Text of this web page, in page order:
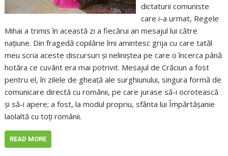
dictaturii comuniste
care i-a urmat, Regele
Mihai a trimis în această zi a fiecărui an mesajul lui către
naţiune. Din fragedă copilărie îmi amintesc grija cu care tatăl
meu scria aceste discursuri şi neliniştea pe care o încerca până
hotăra ce cuvânt era mai potrivit. Mesajul de Crăciun a fost
pentru el, în zilele de gheaţă ale surghiunului, singura formă de
comunicare directă cu românii, pe care jurase să-i ocrotească
şi să-i apere; a fost, la modul propriu, sfânta lui Împărtăşanie
laolaltă cu toţi românii.
READ MORE